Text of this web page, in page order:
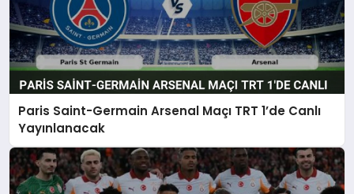
Paris Saint-Germain Arsenal Maçı TRT 1’de Canlı
Yayınlanacak